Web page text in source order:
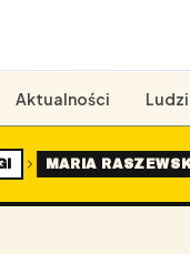
Aktualności
MARIA